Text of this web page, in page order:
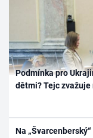
Podmínka pro
dětmi? Tejc
Na